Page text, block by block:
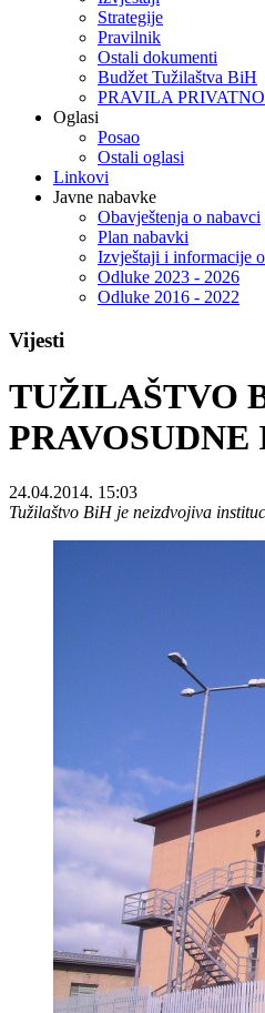
Strategije
Pravilnik
Ostali dokumenti
Budžet Tužilaštva BiH
PRAVILA
Oglasi
Posao
Ostali oglasi
Linkovi
Javne nabavke
Obavještenja o nabavci
Plan nabavki
Izvještaji i informacije
Odluke 2023 - 2026
Odluke 2016 - 2022
Vijesti
TUŽILAŠTVO
24.04.2014. 15:03
Tužilaštvo BiH je neizdvojiva